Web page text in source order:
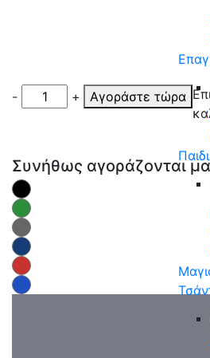
- + Αγοράστε τώρα
Συνήθως αγοράζονται